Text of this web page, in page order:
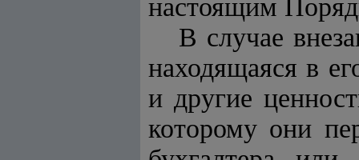
настоящим
В случае
находящаяся в
и другие
которому они